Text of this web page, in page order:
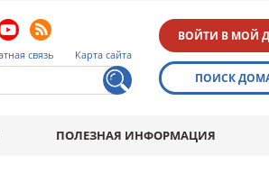
связь Карта сайта
ВОЙТИ В МОЙ
ПОИСК
ПОЛЕЗНАЯ ИНФОРМАЦИЯ